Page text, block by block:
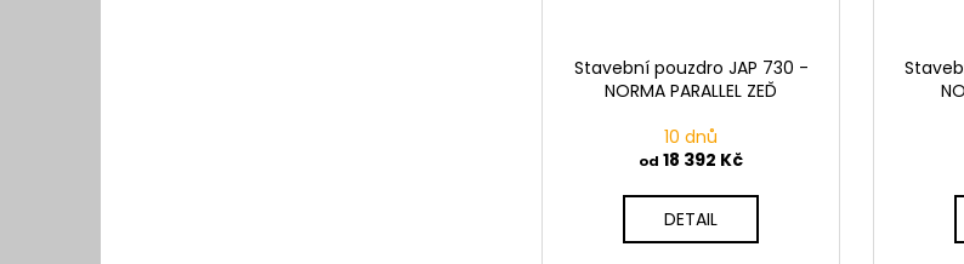
Stavební pouzdro JAP 730 -
NORMA PARALLEL ZEĎ
10 dnů
od 18 392 Kč
DETAIL